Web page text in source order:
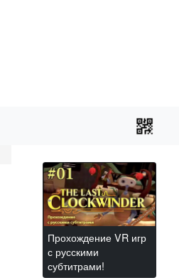
Прохождение VR игр
с русскими
субтитрами!